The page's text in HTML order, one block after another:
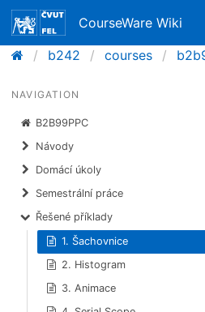
CourseWare Wiki
b242
courses
NAVIGATION
B2B99PPC
Návody
Domácí úkoly
Semestrální práce
Řešené příklady
1. Šachovnice
2. Histogram
3. Animace